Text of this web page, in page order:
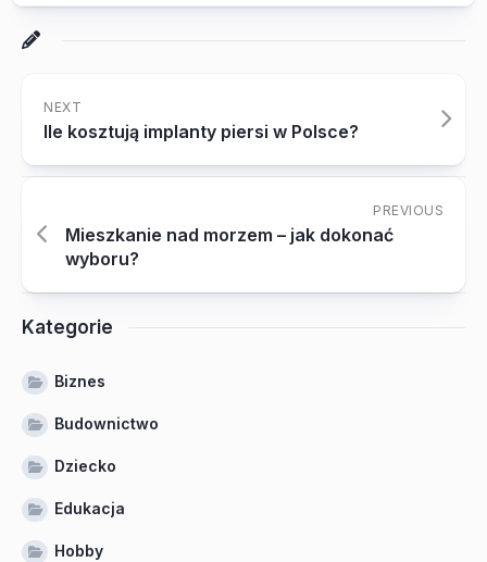
NEXT
Ile kosztują implanty piersi w Polsce?
PREVIOUS
Mieszkanie nad morzem – jak dokonać
wyboru?
Kategorie
Biznes
Budownictwo
Dziecko
Edukacja
Hobby